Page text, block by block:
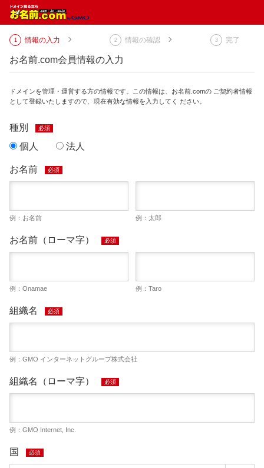
情報の入力 情報の確認 完了
お名前.com会員情報の入力
ドメインを管理・運営する方の情報です。この情報は、お名前.comの ご契約者情報
として登録いたしますので、現在有効な情報を入力してく ださい。
種別 必須
個人 法人
お名前 必須
例：お名前 例：太郎
お名前（ローマ字） 必須
例：Onamae 例：Taro
組織名 必須
例：GMO インターネットグループ株式会社
組織名（ローマ字） 必須
例：GMO Internet, Inc.
国 必須